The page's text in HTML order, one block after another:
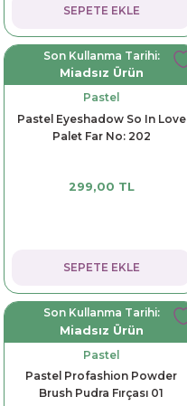
SEPETE EKLE
Son Kullanma Tarihi:
Miadsız Ürün
Pastel
Pastel Eyeshadow So In Love
Palet Far No: 202
299,00 TL
SEPETE EKLE
Son Kullanma Tarihi:
Miadsız Ürün
Pastel
Pastel Profashion Powder
Brush Pudra Fırçası 01